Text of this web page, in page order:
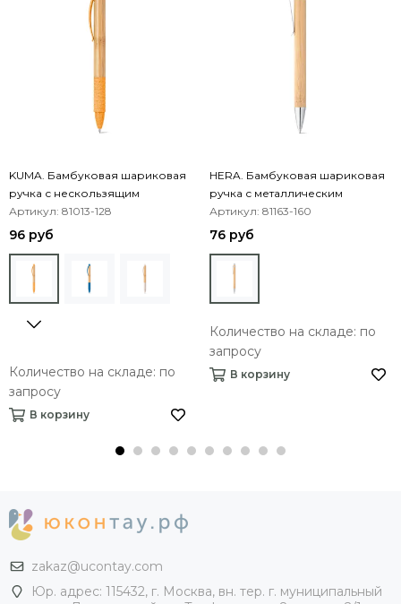
KUMA. Бамбуковая шариковая
ручка с нескользящим
зажимом
Артикул: 81013-128
96 руб
Количество на складе: по
запросу
В корзину
HERA. Бамбуковая шариковая
ручка с металлическим
зажимом
Артикул: 81163-160
76 руб
Количество на складе: по
запросу
В корзину
zakaz@ucontay.com
Юр. адрес: 115432, г. Москва, вн. тер. г. муниципальный